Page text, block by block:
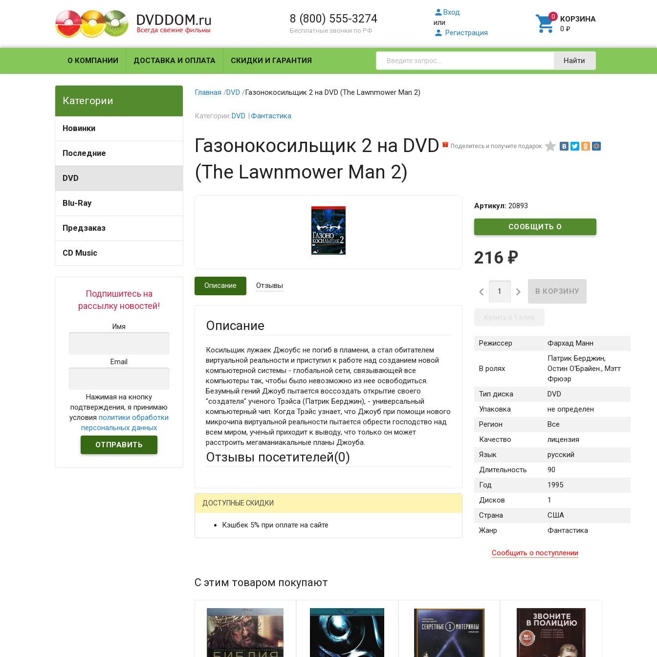
8 (800) 555-3274
Бесплатные звонки по РФ
Вход
или
 Регистрация  КОРЗИНА
0₽
О КОМПАНИИ ДОСТАВКА И ОПЛАТА СКИДКИ И ГАРАНТИЯ Найти
Категории
Новинки
Последние
DVD
Blu-Ray
Предзаказ
CD Music
Подпишитесь на
рассылку новостей!
Имя
Email
Нажимая на кнопку
подтверждения, я принимаю
условияполитики обработки
персональных данных
Главная /DVD /Газонокосильщик 2 на DVD (The Lawnmower Man 2)
Категории:DVD Фантастика
Поделитесь и получите подарок: 
Газонокосильщик 2 на DVD
(The Lawnmower Man 2)
Артикул: 20893
СООБЩИТЬ О
216 ₽
 
Режиссер Фархад Манн
В ролях
Патрик Берджин,
Остин О'Брайен., Мэтт
Фрюэр
Тип диска
DVD
Упаковка
не определен
Регион
Все
Качество
лицензия
Язык
русский
Длительность
90
Год
1995
Дисков
1
Страна
США
Жанр
Фантастика
Сообщить о поступлении
Описание Отзывы
Описание
Косильщик лужаек Джоубс не погиб в пламени, а стал обитателем
виртуальной реальности и приступил к работе над созданием новой
компьютерной системы - глобальной сети, связывающей все
компьютеры так, чтобы было невозможно из нее освободиться.
Безумный гений Джоуб пытается воссоздать открытие своего
"создателя" ученого Трэйса (Патрик Берджин), - универсальный
компьютерный чип. Когда Трэйс узнает, что Джоуб при помощи нового
микрочипа виртуальной реальности пытается обрести господство над
всем миром, ученый приходит к выводу, что только он может
расстроить мегаманиакальные планы Джоуба.
Отзывы посетителей(0)
ДОСТУПНЫЕ СКИДКИ
Кэшбек 5% при оплате на сайте
С этим товаром покупают